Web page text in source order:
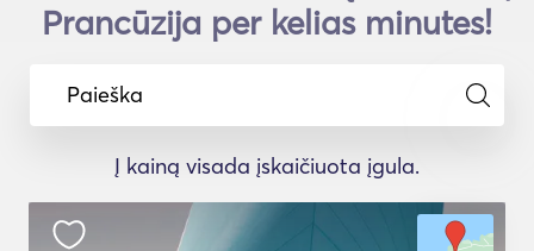
Prancūzija per kelias minutes!
Paieška
Į kainą visada įskaičiuota įgula.